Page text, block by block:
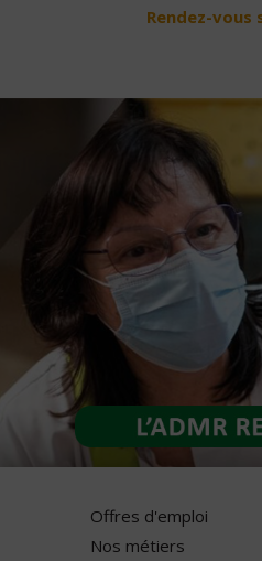
Rendez-vous
Offres d'emploi
Nos métiers